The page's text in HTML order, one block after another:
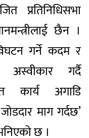
प्रतिनिधिसभा
छैन ।
गर्ने कदम र
अस्वीकार गर्दै
कार्य अगाडि
माग गर्दछ’
छ ।